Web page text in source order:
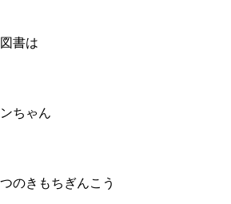
書は
ちゃん
のきもちぎんこう